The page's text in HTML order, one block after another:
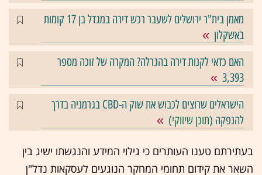
מאמן בית"ר ירושלים לשעבר רכש דירה במגדל בן 17 קומות
באשקלון
האם כדאי לקנות דירה בהגרלה? המקרה של זוכה מספר
3,393
הישראלים שרוצים לכבוש את שוק ה-CBD בגרמניה בדרך
להנפקה (תוכן שיווקי)
בעתירתם טענו העותרים כי גילוי המידע והנגשתו ישיג בין
השאר את קידום תחומי המחקר הנוגעים לעסקאות נדל"ן